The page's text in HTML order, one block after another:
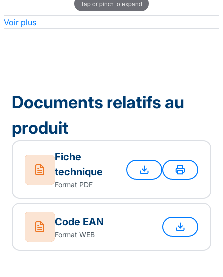
Tap or pinch to expand
Voir plus
Documents relatifs au
produit
Fiche
technique
Format PDF
Code EAN
Format WEB